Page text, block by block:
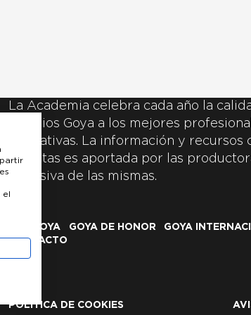
La Academia celebra cada año la
Premios Goya a los mejores
y creativas. La información y
inscritas es aportada por las
exclusiva de las mismas.
LOS GOYA GOYA DE HONOR GOYA
CONTACTO
POLÍTICA DE COOKIES
el